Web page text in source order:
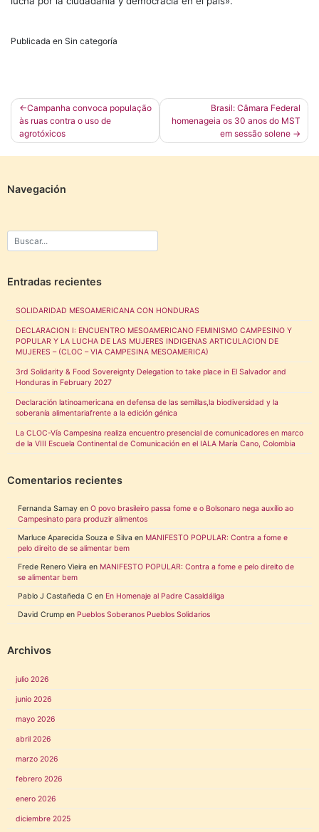
Publicada en Sin categoría
Navegación
de
entradas
Campanha convoca população
às ruas contra o uso de
agrotóxicos
Brasil: Câmara Federal
homenageia os 30 anos do MST
em sessão solene
Navegación
Entradas recientes
SOLIDARIDAD MESOAMERICANA CON HONDURAS
DECLARACION I: ENCUENTRO MESOAMERICANO FEMINISMO CAMPESINO Y
POPULAR Y LA LUCHA DE LAS MUJERES INDIGENAS ARTICULACION DE
MUJERES – (CLOC – VIA CAMPESINA MESOAMERICA)
3rd Solidarity & Food Sovereignty Delegation to take place in El Salvador and
Honduras in February 2027
Declaración latinoamericana en defensa de las semillas,la biodiversidad y la
soberanía alimentariafrente a la edición génica
La CLOC-Vía Campesina realiza encuentro presencial de comunicadores en marco
de la VIII Escuela Continental de Comunicación en el IALA María Cano, Colombia
Comentarios recientes
Fernanda Samay en O povo brasileiro passa fome e o Bolsonaro nega auxílio ao
Campesinato para produzir alimentos
Marluce Aparecida Souza e Silva en MANIFESTO POPULAR: Contra a fome e
pelo direito de se alimentar bem
Frede Renero Vieira en MANIFESTO POPULAR: Contra a fome e pelo direito de
se alimentar bem
Pablo J Castañeda C en En Homenaje al Padre Casaldáliga
David Crump en Pueblos Soberanos Pueblos Solidarios
Archivos
julio 2026
junio 2026
mayo 2026
abril 2026
marzo 2026
febrero 2026
enero 2026
diciembre 2025